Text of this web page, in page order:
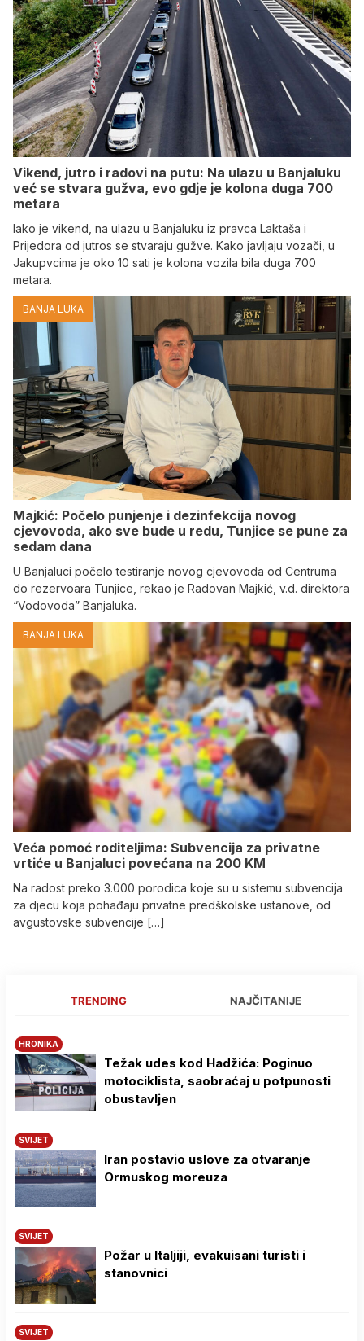
Vikend, jutro i radovi na putu: Na ulazu u Banjaluku
već se stvara gužva, evo gdje je kolona duga 700
metara
Iako je vikend, na ulazu u Banjaluku iz pravca Laktaša i
Prijedora od jutros se stvaraju gužve. Kako javljaju vozači, u
Jakupvcima je oko 10 sati je kolona vozila bila duga 700
metara.
BANJA LUKA
Majkić: Počelo punjenje i dezinfekcija novog
cjevovoda, ako sve bude u redu, Tunjice se pune za
sedam dana
U Banjaluci počelo testiranje novog cjevovoda od Centruma
do rezervoara Tunjice, rekao je Radovan Majkić, v.d. direktora
“Vodovoda” Banjaluka.
BANJA LUKA
Veća pomoć roditeljima: Subvencija za privatne
vrtiće u Banjaluci povećana na 200 KM
Na radost preko 3.000 porodica koje su u sistemu subvencija
za djecu koja pohađaju privatne predškolske ustanove, od
avgustovske subvencije […]
TRENDING NAJČITANIJE
HRONIKA
Težak udes kod Hadžića: Poginuo
motociklista, saobraćaj u potpunosti
obustavljen
SVIJET
Iran postavio uslove za otvaranje
Ormuskog moreuza
SVIJET
Požar u Italjiji, evakuisani turisti i
stanovnici
SVIJET